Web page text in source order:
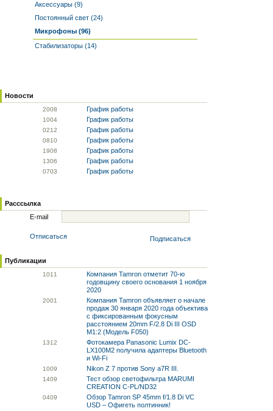
Аксессуары (9)
Постоянный свет (24)
Микрофоны (96)
Стабилизаторы (14)
Новости
2008 График работы
1004 График работы
0212 График работы
0810 График работы
1908 График работы
1306 График работы
0703 График работы
Расссылка
E-mail
Отписаться Подписаться
Публикации
1011
Компания Tamron отметит 70-ю
годовщину своего основания 1 ноября
2020
2001
Компания Tamron объявляет о начале
продаж 30 января 2020 года объектива
с фиксированным фокусным
расстоянием 20mm F/2.8 Di III OSD
M1:2 (Модель F050)
1312
Фотокамера Panasonic Lumix DC-
LX100M2 получила адаптеры Bluetooth
и Wi-Fi
1009 Nikon Z 7 против Sony a7R III.
1409
Тест обзор светофильтра MARUMI
CREATION C-PL/ND32
0409
Обзор Tamron SP 45mm f/1.8 Di VC
USD – Офигеть полтинник!